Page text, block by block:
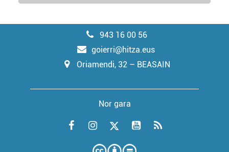
943 16 00 56
goierri@hitza.eus
Oriamendi, 32 – BEASAIN
Nor gara